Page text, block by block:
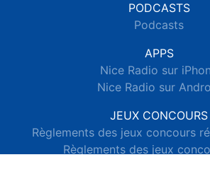
PODCASTS
Podcasts
APPS
Nice Radio sur
Nice Radio sur
JEUX CONCOURS
Règlements des jeux concours
Règlements des jeux